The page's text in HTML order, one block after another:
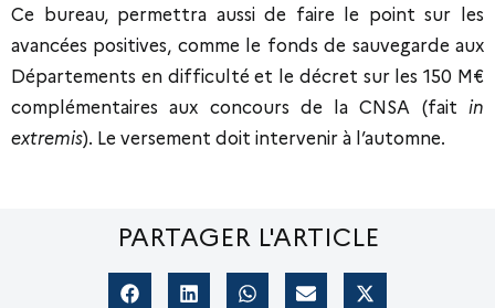
Ce bureau, permettra aussi de faire le point sur les
avancées positives, comme le fonds de sauvegarde aux
Départements en difficulté et le décret sur les 150 M€
complémentaires aux concours de la CNSA (fait in
extremis). Le versement doit intervenir à l’automne.
PARTAGER L'ARTICLE